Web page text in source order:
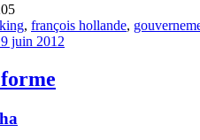
, françois hollande,
juin 2012